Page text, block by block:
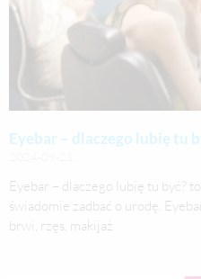
Eyebar – dlaczego lubię tu
2024-09-21
Eyebar – dlaczego lubię tu być?
świadomie zadbać o urodę.
brwi, rzęs, makijaż